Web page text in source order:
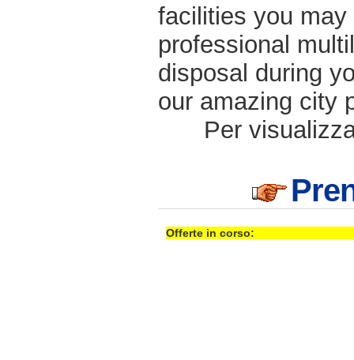
facilities you
professional
disposal during
our amazing city
Per
Offerte in corso: